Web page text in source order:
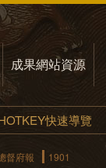
成果網站資源
快速導覽
督府報
1901